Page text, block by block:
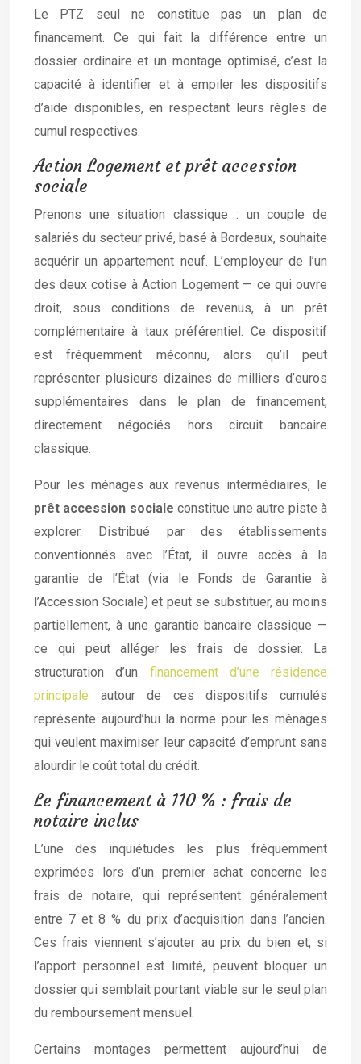
Le PTZ seul ne constitue pas un plan de
financement. Ce qui fait la différence entre un
dossier ordinaire et un montage optimisé, c’est la
capacité à identifier et à empiler les dispositifs
d’aide disponibles, en respectant leurs règles de
cumul respectives.
Action Logement et prêt accession
sociale
Prenons une situation classique : un couple de
salariés du secteur privé, basé à Bordeaux, souhaite
acquérir un appartement neuf. L’employeur de l’un
des deux cotise à Action Logement — ce qui ouvre
droit, sous conditions de revenus, à un prêt
complémentaire à taux préférentiel. Ce dispositif
est fréquemment méconnu, alors qu’il peut
représenter plusieurs dizaines de milliers d’euros
supplémentaires dans le plan de financement,
directement négociés hors circuit bancaire
classique.
Pour les ménages aux revenus intermédiaires, le
prêt accession sociale constitue une autre piste à
explorer. Distribué par des établissements
conventionnés avec l’État, il ouvre accès à la
garantie de l’État (via le Fonds de Garantie à
l’Accession Sociale) et peut se substituer, au moins
partiellement, à une garantie bancaire classique —
ce qui peut alléger les frais de dossier. La
structuration d’un financement d’une résidence
principale autour de ces dispositifs cumulés
représente aujourd’hui la norme pour les ménages
qui veulent maximiser leur capacité d’emprunt sans
alourdir le coût total du crédit.
Le financement à 110 % : frais de
notaire inclus
L’une des inquiétudes les plus fréquemment
exprimées lors d’un premier achat concerne les
frais de notaire, qui représentent généralement
entre 7 et 8 % du prix d’acquisition dans l’ancien.
Ces frais viennent s’ajouter au prix du bien et, si
l’apport personnel est limité, peuvent bloquer un
dossier qui semblait pourtant viable sur le seul plan
du remboursement mensuel.
Certains montages permettent aujourd’hui de